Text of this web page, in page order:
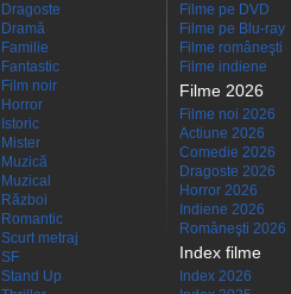
Dragoste
Dramă
Familie
Fantastic
Film noir
Horror
Istoric
Mister
Muzică
Muzical
Război
Romantic
Scurt metraj
SF
Stand Up
Filme pe DVD
Filme pe Blu-ray
Filme româneşti
Filme indiene
Filme 2026
Filme noi 2026
Actiune 2026
Comedie 2026
Dragoste 2026
Horror 2026
Indiene 2026
Româneşti 2026
Index filme
Index 2026